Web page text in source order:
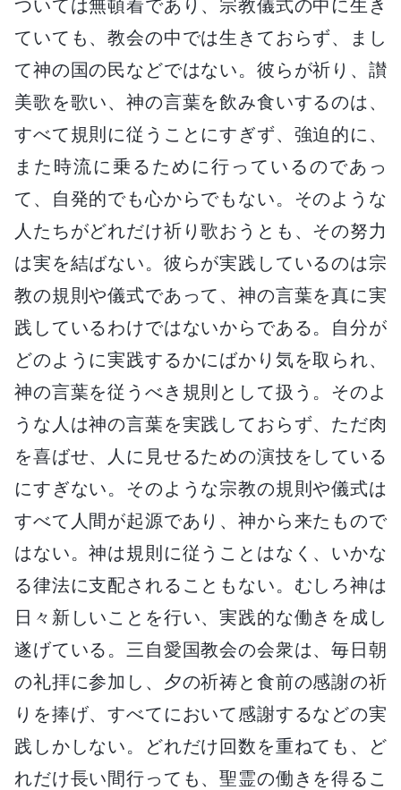
ついては無頓着であり、宗教儀式の中に生き
ていても、教会の中では生きておらず、まし
て神の国の民などではない。彼らが祈り、讃
美歌を歌い、神の言葉を飲み食いするのは、
すべて規則に従うことにすぎず、強迫的に、
また時流に乗るために行っているのであっ
て、自発的でも心からでもない。そのような
人たちがどれだけ祈り歌おうとも、その努力
は実を結ばない。彼らが実践しているのは宗
教の規則や儀式であって、神の言葉を真に実
践しているわけではないからである。自分が
どのように実践するかにばかり気を取られ、
神の言葉を従うべき規則として扱う。そのよ
うな人は神の言葉を実践しておらず、ただ肉
を喜ばせ、人に見せるための演技をしている
にすぎない。そのような宗教の規則や儀式は
すべて人間が起源であり、神から来たもので
はない。神は規則に従うことはなく、いかな
る律法に支配されることもない。むしろ神は
日々新しいことを行い、実践的な働きを成し
遂げている。三自愛国教会の会衆は、毎日朝
の礼拝に参加し、夕の祈祷と食前の感謝の祈
りを捧げ、すべてにおいて感謝するなどの実
践しかしない。どれだけ回数を重ねても、ど
れだけ長い間行っても、聖霊の働きを得るこ